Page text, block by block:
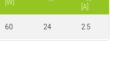
[W]
[A]
60 24 2.5